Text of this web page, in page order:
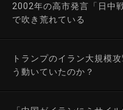
2002年の高市発言「日中
で吹き荒れている
トランプのイラン大規模
う動いていたのか？